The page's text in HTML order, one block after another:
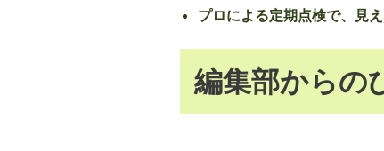
プロによる定期点検で、見
編集部からの